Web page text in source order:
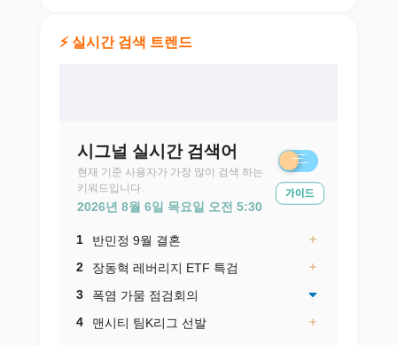
⚡ 실시간 검색 트렌드